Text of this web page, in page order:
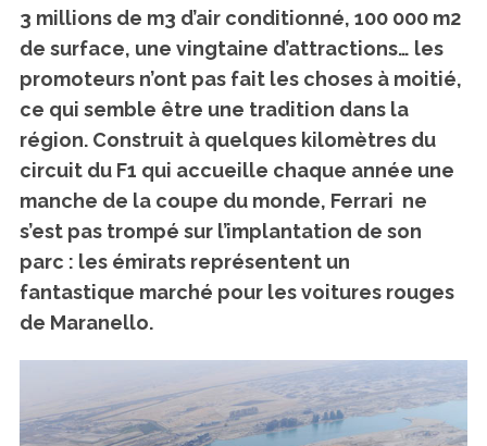
3 millions de m3 d’air conditionné, 100 000 m2
de surface, une vingtaine d’attractions… les
promoteurs n’ont pas fait les choses à moitié,
ce qui semble être une tradition dans la
région. Construit à quelques kilomètres du
circuit du F1 qui accueille chaque année une
manche de la coupe du monde, Ferrari ne
s’est pas trompé sur l’implantation de son
parc : les émirats représentent un
fantastique marché pour les voitures rouges
de Maranello.